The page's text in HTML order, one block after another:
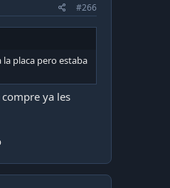
rj45 desde el
el logo de
aplicaciones
una vez listo
#266
placa pero estaba
ya les